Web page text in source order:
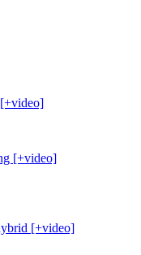
[+video]
[+video]